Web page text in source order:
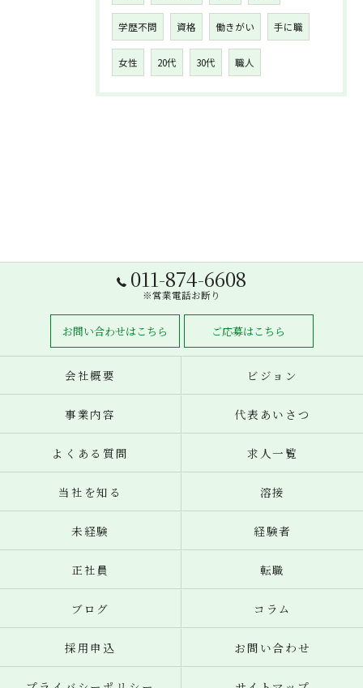
学歴不問 資格 働きがい 手に職
女性 20代 30代 職人
011-874-6608
※営業電話お断り
お問い合わせはこちら ご応募はこちら
会社概要 ビジョン
事業内容 代表あいさつ
よくある質問 求人一覧
当社を知る 溶接
未経験 経験者
正社員 転職
ブログ コラム
採用申込 お問い合わせ